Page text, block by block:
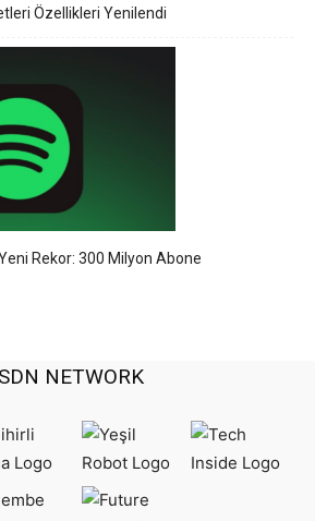
Özellikleri Yenilendi
Rekor: 300 Milyon Abone
SDN NETWORK